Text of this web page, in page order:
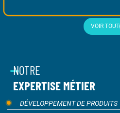
VOIR TOUT
NOTRE
EXPERTISE MÉTIER
DÉVELOPPEMENT DE PRODUITS